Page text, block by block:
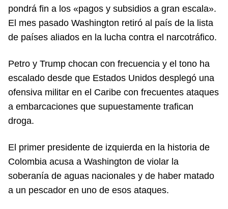
pondrá fin a los «pagos y subsidios a gran escala».
El mes pasado Washington retiró al país de la lista
de países aliados en la lucha contra el narcotráfico.
Petro y Trump chocan con frecuencia y el tono ha
escalado desde que Estados Unidos desplegó una
ofensiva militar en el Caribe con frecuentes ataques
a embarcaciones que supuestamente trafican
droga.
El primer presidente de izquierda en la historia de
Colombia acusa a Washington de violar la
soberanía de aguas nacionales y de haber matado
a un pescador en uno de esos ataques.